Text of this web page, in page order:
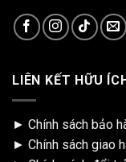
LIÊN KẾT HỮU
► Chính sách bảo
► Chính sách giao